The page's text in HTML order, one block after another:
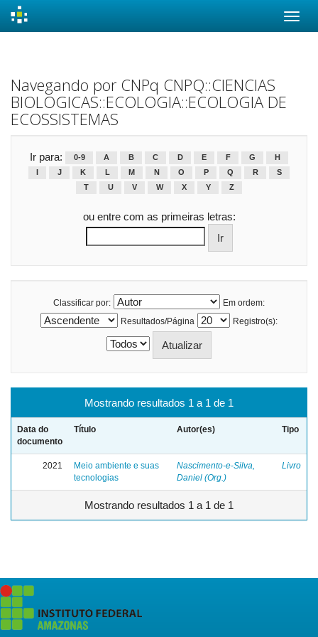
Navegando por CNPq CNPQ::CIENCIAS
BIOLOGICAS::ECOLOGIA::ECOLOGIA DE
ECOSSISTEMAS
Ir para: 0-9 A B C D E F G
H
J K L M N O P Q R
S
T
U V W X Y Z
ou entre com as primeiras letras:
Classificar por:
Em ordem:
Resultados/Página
Registro(s):
Mostrando resultados 1 a 1 de 1
Data do
documento
Título Autor(es) Tipo
2021
Meio ambiente e suas
tecnologias
Nascimento-e-Silva,
Daniel (Org.)
Livro
Mostrando resultados 1 a 1 de 1